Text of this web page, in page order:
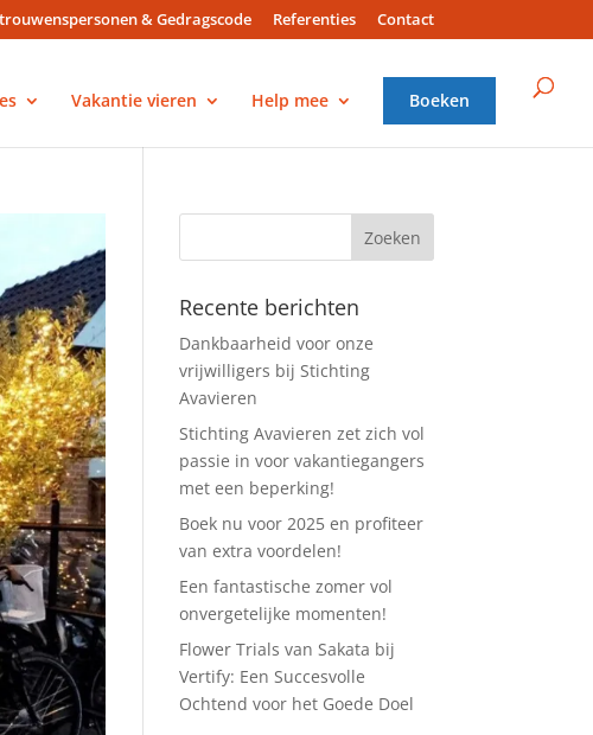
& Gedragscode Referenties Contact
Vakantie vieren Help mee Boeken
Recente berichten
Dankbaarheid voor onze
vrijwilligers bij Stichting
Avavieren
Stichting Avavieren zet zich vol
passie in voor vakantiegangers
met een beperking!
Boek nu voor 2025 en profiteer
van extra voordelen!
Een fantastische zomer vol
onvergetelijke momenten!
Flower Trials van Sakata bij
Vertify: Een Succesvolle
Ochtend voor het Goede Doel